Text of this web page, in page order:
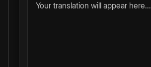
Your translation will appear here...